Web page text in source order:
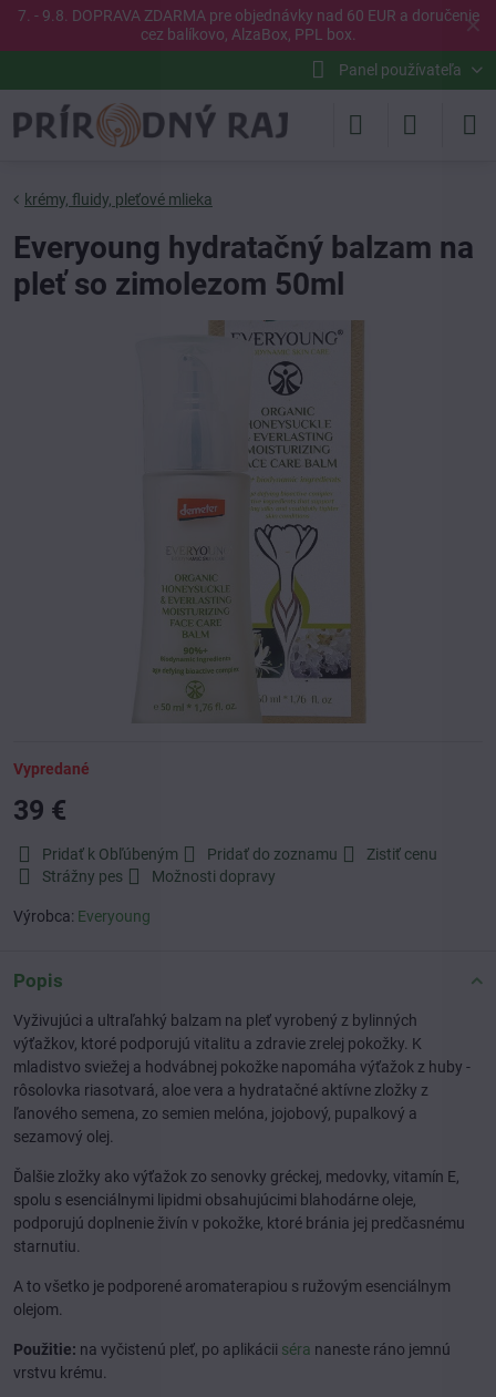
✕
7. - 9.8. DOPRAVA ZDARMA pre objednávky nad 60 EUR a doručenie
cez balíkovo, AlzaBox, PPL box.
Panel používateľa
krémy, fluidy, pleťové mlieka
Everyoung hydratačný balzam na
pleť so zimolezom 50ml
Vypredané
39 €
Pridať k Obľúbeným Pridať do zoznamu
Zistiť cenu
Strážny pes
Možnosti dopravy
Výrobca: Everyoung
Popis
Vyživujúci a ultraľahký balzam na pleť vyrobený z bylinných
výťažkov, ktoré podporujú vitalitu a zdravie zrelej pokožky. K
mladistvo sviežej a hodvábnej pokožke napomáha výťažok z huby -
rôsolovka riasotvará, aloe vera a hydratačné aktívne zložky z
ľanového semena, zo semien melóna, jojobový, pupalkový a
sezamový olej.
Ďalšie zložky ako výťažok zo senovky gréckej, medovky, vitamín E,
spolu s esenciálnymi lipidmi obsahujúcimi blahodárne oleje,
podporujú doplnenie živín v pokožke, ktoré bránia jej predčasnému
starnutiu.
A to všetko je podporené aromaterapiou s ružovým esenciálnym
olejom.
Použitie: na vyčistenú pleť, po aplikácii séra naneste ráno jemnú
vrstvu krému.